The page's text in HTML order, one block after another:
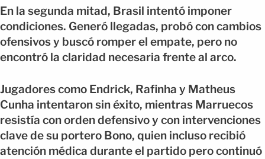
En la segunda mitad, Brasil intentó imponer
condiciones. Generó llegadas, probó con cambios
ofensivos y buscó romper el empate, pero no
encontró la claridad necesaria frente al arco.
Jugadores como Endrick, Rafinha y Matheus
Cunha intentaron sin éxito, mientras Marruecos
resistía con orden defensivo y con intervenciones
clave de su portero Bono, quien incluso recibió
atención médica durante el partido pero continuó